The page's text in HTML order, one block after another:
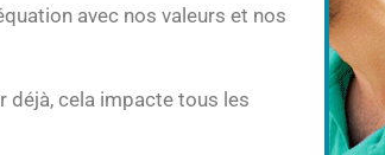
avec nos valeurs et nos
déjà, cela impacte tous les